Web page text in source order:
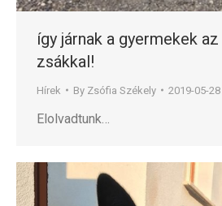
így járnak a gyermekek
zsákkal!
Hírek By Zsófia Székely 2019-05-28
Elolvadtunk…